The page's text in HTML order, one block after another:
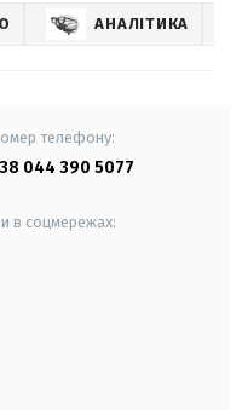
АНАЛІТИКА
телефону:
044 390 5077
в соцмережах: